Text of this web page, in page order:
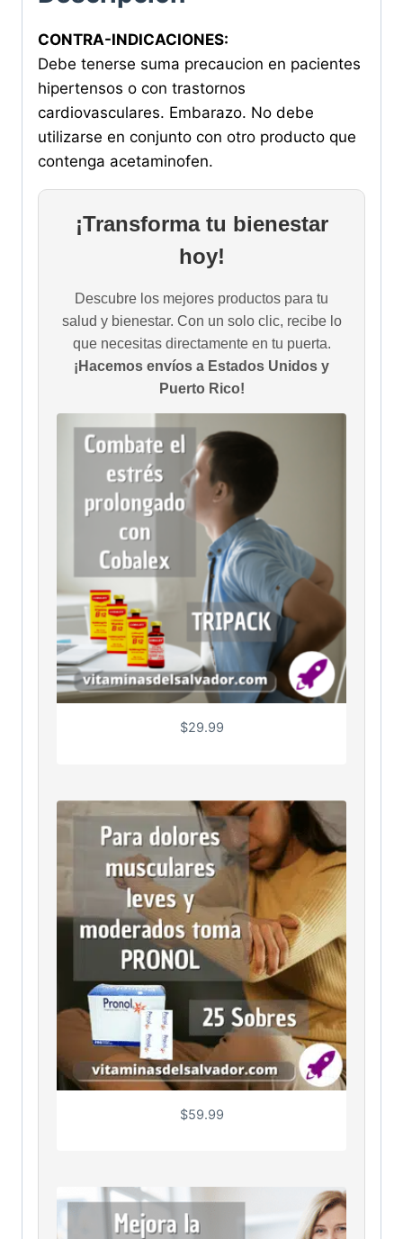
CONTRA-INDICACIONES:
Debe tenerse suma precaucion en pacientes
hipertensos o con trastornos
cardiovasculares. Embarazo. No debe
utilizarse en conjunto con otro producto que
contenga acetaminofen.
¡Transforma tu bienestar
hoy!
Descubre los mejores productos para tu
salud y bienestar. Con un solo clic, recibe lo
que necesitas directamente en tu puerta.
¡Hacemos envíos a Estados Unidos y
Puerto Rico!
$29.99
$59.99